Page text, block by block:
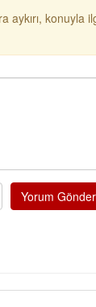
aykırı, konuyla
Yorum Gönder
Ereğlili
Ereğli
bir
ve
Halil